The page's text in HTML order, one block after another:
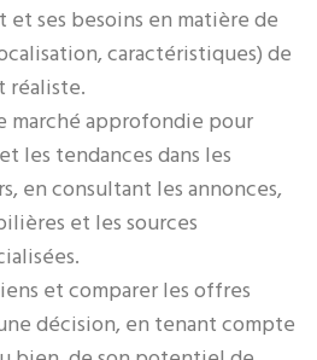
ses besoins en matière de
caractéristiques) de
réaliste.
marché approfondie pour
les tendances dans les
en consultant les annonces,
et les sources
et comparer les offres
décision, en tenant compte